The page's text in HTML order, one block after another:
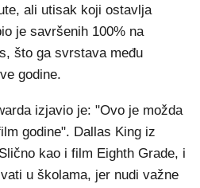
ali utisak koji ostavlja
je savršenih 100% na
što ga svrstava među
godine.
izjavio je: "Ovo je možda
godine". Dallas King iz
kao i film Eighth Grade, i
u školama, jer nudi važne